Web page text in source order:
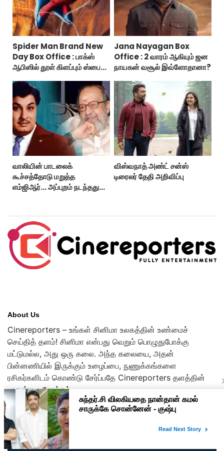
Spider Man Brand New
Day Box Office : பாக்ஸ்
ஆபிஸில் தூள் கிளப்பும் ஸ்பைடர்
Jana Nayagan Box
Office : 2 வாரம் ஆகியும் ஜன
நாயகன் வசூல் இவ்ளோதானா?
வாலியின் பாடலைக்
கூச்சத்தோடு மறுத்த
எம்ஜிஆர்... அப்புறம் நடந்தது
விஸ்வநாத் அண்ட் சன்ஸ்
டிரைலர் தேதி அறிவிப்பு
About Us
Cinereporters – உங்கள் சினிமா உலகத்தின் உண்மைச்
செய்தித் தளம்! சினிமா என்பது வெறும் பொழுதுபோக்கு
மட்டுமல்ல, அது ஒரு கலை. அந்த கலையை, அதன்
பின்னணியில் இருக்கும் உழைப்பை, நுணுக்கங்களை
ரசிகர்களிடம் கொண்டு சேர்ப்பதே Cinereporters தளத்தின்
முதன்மை நோக்கம்.
Copyright © 2026 cinereporters.com
About Us